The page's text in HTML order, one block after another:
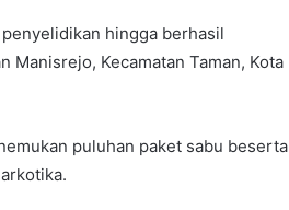
hingga berhasil
Manisrejo, Kecamatan Taman, Kota
puluhan paket sabu beserta